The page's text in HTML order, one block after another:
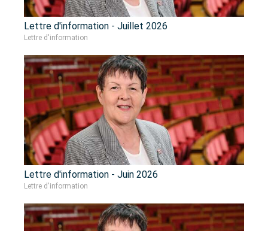
Lettre d'information - Juillet 2026
Lettre d'information
Lettre d'information - Juin 2026
Lettre d'information